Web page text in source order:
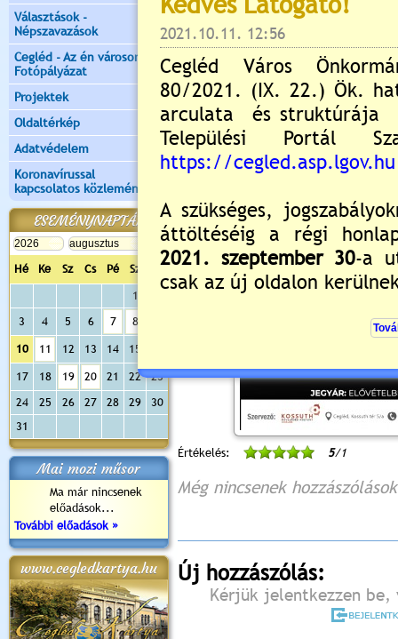
Választások -
Népszavazások
Cegléd - Az én városom -
Fotópályázat
Projektek
Oldaltérkép
Adatvédelem
Koronavírussal
kapcsolatos közlemények
ESEMÉNYNAPTÁR
Hé Ke Sz Cs Pé Sz
Va
1
3
4 5 6 7 8
10 11 12 13 14 15
17 18 19 20 21 22
23
24
25 26 27 28 29
30
31
Mai mozi műsor
Ma már nincsenek
előadások...
További előadások »
www.cegledkartya.hu
Értékelés: 5/1
Még nincsenek hozzászólások
Új hozzászólás:
Kérjük jelentkezzen be,